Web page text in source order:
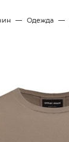
Одежда